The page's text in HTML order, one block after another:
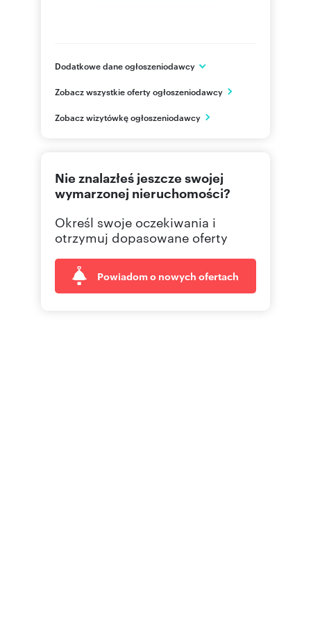
Dodatkowe dane ogłoszeniodawcy
Warszawa
PL
Zobacz wszystkie oferty ogłoszeniodawcy
Zobacz wizytówkę ogłoszeniodawcy
Nie znalazłeś jeszcze swojej
wymarzonej nieruchomości?
Określ swoje oczekiwania i
otrzymuj dopasowane oferty
Powiadom o nowych ofertach